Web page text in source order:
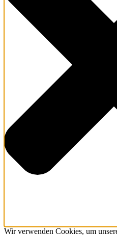
Wir verwenden Cookies, um